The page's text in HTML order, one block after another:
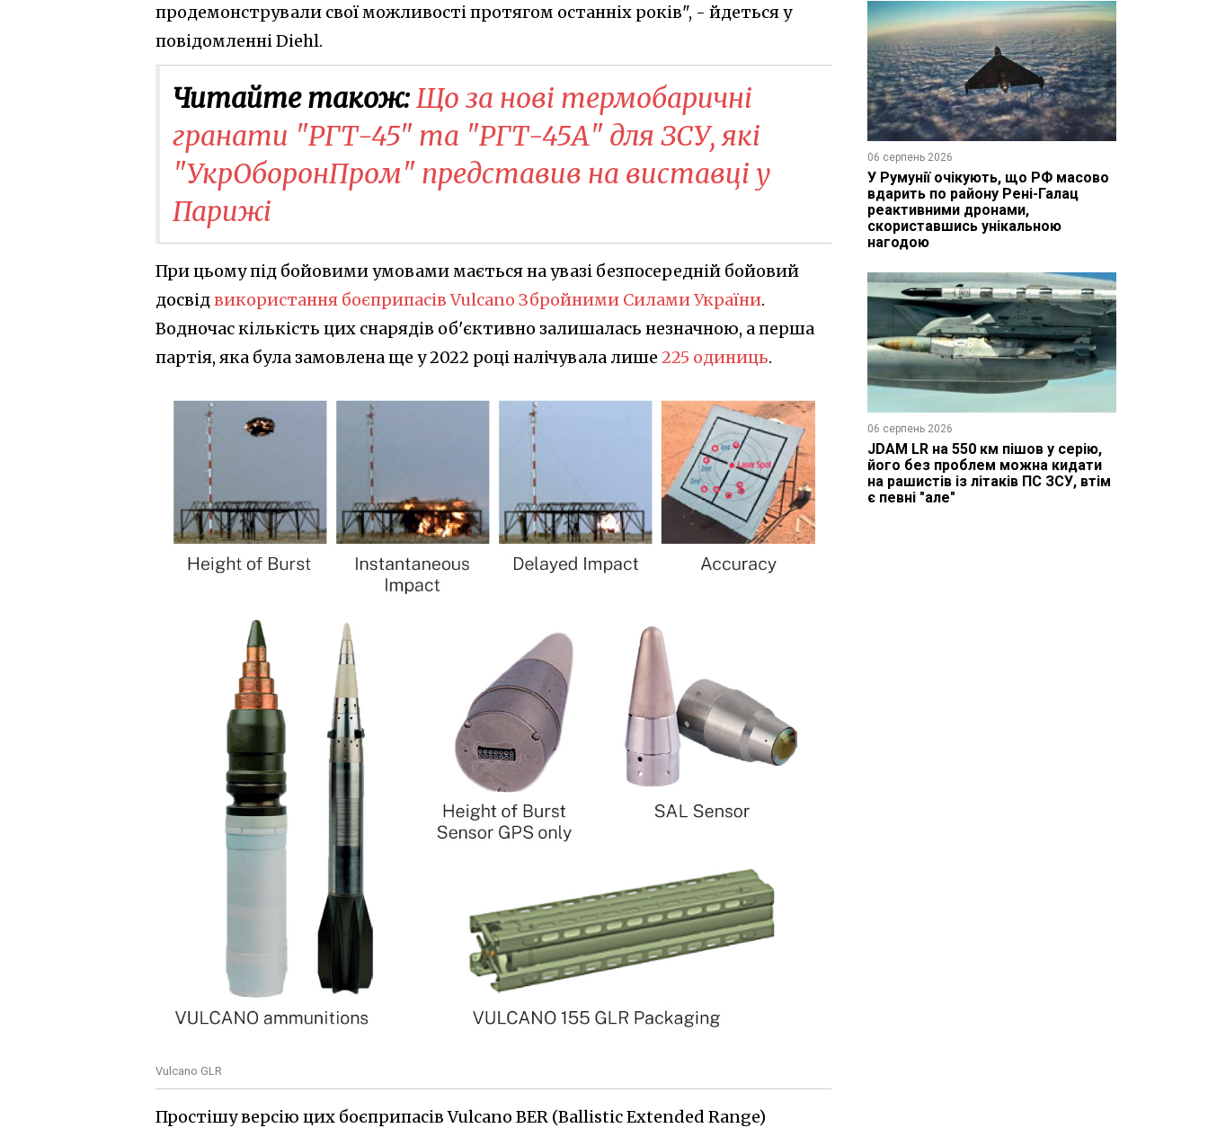
продемонстрували свої можливості протягом останніх років", - йдеться у
повідомленні Diehl.
Читайте також:Що за нові термобаричні
гранати "РГТ-45" та "РГТ-45А" для ЗСУ, які
"УкрОборонПром" представив на виставці у
Парижі
При цьому під бойовими умовами мається на увазі безпосередній бойовий
досвідвикористання боєприпасів Vulcano Збройними Силами України.
Водночас кількість цих снарядів об'єктивно залишалась незначною, а перша
партія, яка була замовлена ще у 2022 році налічувала лише 225 одиниць.
Vulcano GLR
Простішу версію цих боєприпасів Vulcano BER (Ballistic Extended Range)
06 серпень 2026
У Румунії очікують, що РФ масово
вдарить по району Рені-Галац
реактивними дронами,
скориставшись унікальною
нагодою
06 серпень 2026
JDAM LR на 550 км пішов у серію,
його без проблем можна кидати
на рашистів із літаків ПС ЗСУ, втім
є певні "але"